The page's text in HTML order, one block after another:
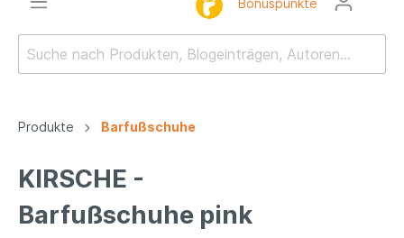
Bonuspunkte
Produkte Barfußschuhe
KIRSCHE -
Barfußschuhe pink